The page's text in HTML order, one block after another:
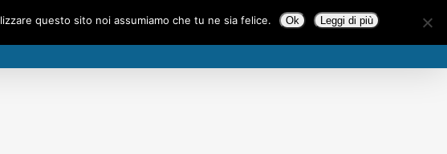
PRODUZIONI CONTATTI
questo sito noi assumiamo che tu ne sia felice. Ok Leggi di più